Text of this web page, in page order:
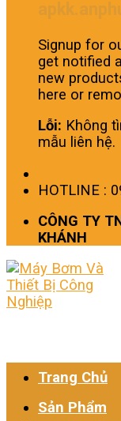
Signup for
get notified
new
here or
Lỗi: Không
mẫu liên hệ.
HOTLINE :
CÔNG TY
KHÁNH
Trang Chủ
Sản Phẩm